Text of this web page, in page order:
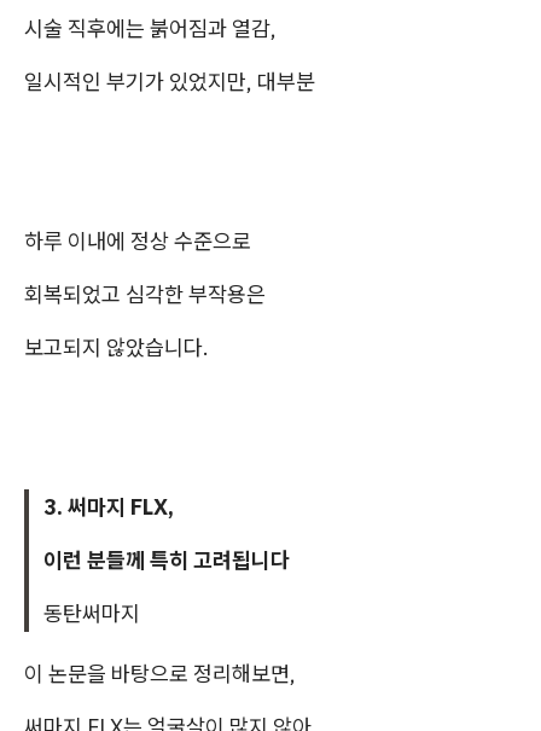
시술 직후에는 붉어짐과 열감,
일시적인 부기가 있었지만, 대부분
하루 이내에 정상 수준으로
회복되었고 심각한 부작용은
보고되지 않았습니다.
3. 써마지 FLX,
이런 분들께 특히 고려됩니다
동탄써마지
이 논문을 바탕으로 정리해보면,